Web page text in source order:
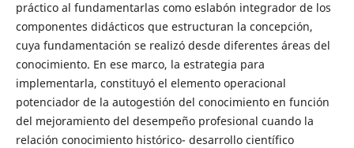
práctico al fundamentarlas como eslabón integrador de los
componentes didácticos que estructuran la concepción,
cuya fundamentación se realizó desde diferentes áreas del
conocimiento. En ese marco, la estrategia para
implementarla, constituyó el elemento operacional
potenciador de la autogestión del conocimiento en función
del mejoramiento del desempeño profesional cuando la
relación conocimiento histórico- desarrollo científico